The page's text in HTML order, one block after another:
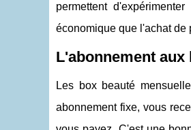
permettent
économique que l'achat de
L'abonnement
Les box beauté
abonnement fixe, vous